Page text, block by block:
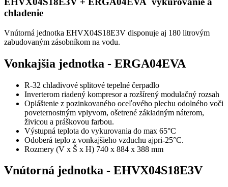
chladenie
Vnútorná jednotka EHVX04S18E3V disponuje aj 180 litrovým
zabudovaným zásobníkom na vodu.
Vonkajšia jednotka - ERGA04EVA
R-32 chladivové splitové tepelné čerpadlo
Inverterom riadený kompresor a rozšírený modulačný rozsah
Opláštenie z pozinkovaného oceľového plechu odolného voči
poveternostným vplyvom, ošetrené základným náterom,
živicou a práškovou farbou.
Výstupná teplota do vykurovania do max 65°C
Odoberá teplo z vonkajšieho vzduchu ajpri-25°C.
Rozmery (V x Š x H) 740 x 884 x 388 mm
Vnútorná jednotka - EHVX04S18E3V